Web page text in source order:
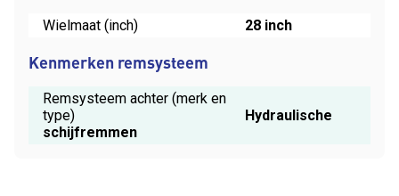
Wielmaat (inch) 28 inch
Kenmerken remsysteem
Remsysteem achter (merk en
type)
Hydraulische
schijfremmen